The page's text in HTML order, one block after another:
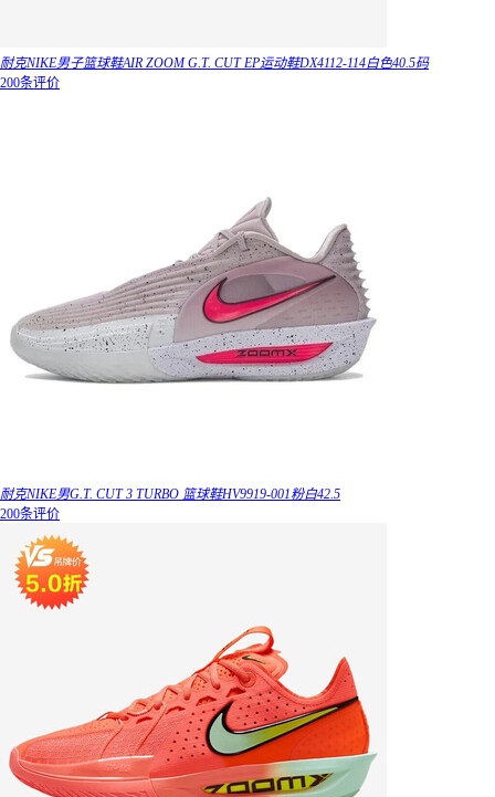
耐克NIKE男子篮球鞋AIR ZOOM G.T. CUT EP运动鞋DX4112-114白色40.5码
200条评价
耐克NIKE男G.T. CUT 3 TURBO 篮球鞋HV9919-001粉白42.5
200条评价